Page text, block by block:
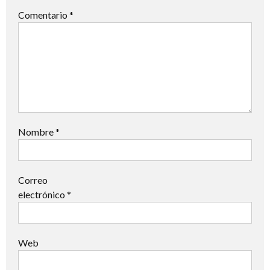
Comentario *
Nombre*
Correo
electrónico *
Web